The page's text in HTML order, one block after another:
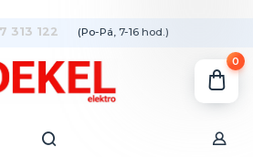
313 122 (Po-Pá, 7-16 hod.)
0